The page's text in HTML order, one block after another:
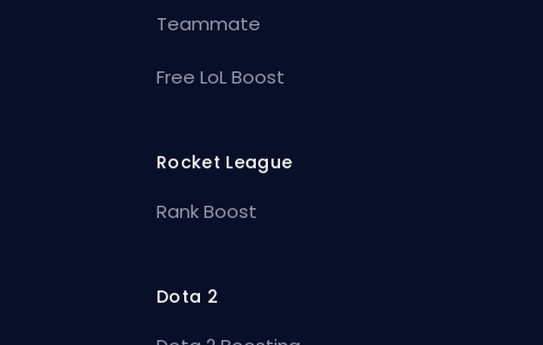
Teammate
Free LoL Boost
Rocket League
Rank Boost
Dota 2